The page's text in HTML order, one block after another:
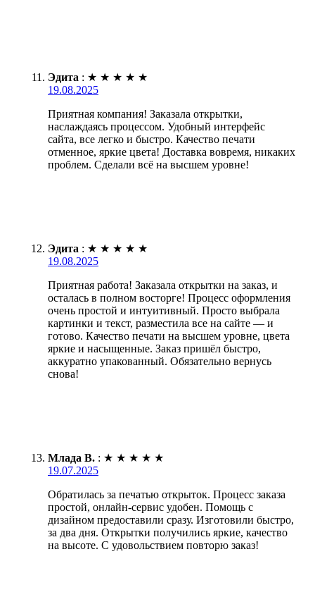
Эдита : ★ ★ ★ ★ ★
19.08.2025
Приятная компания! Заказала открытки,
наслаждаясь процессом. Удобный интерфейс
сайта, все легко и быстро. Качество печати
отменное, яркие цвета! Доставка вовремя, никаких
проблем. Сделали всё на высшем уровне!
Эдита : ★ ★ ★ ★ ★
19.08.2025
Приятная работа! Заказала открытки на заказ, и
осталась в полном восторге! Процесс оформления
очень простой и интуитивный. Просто выбрала
картинки и текст, разместила все на сайте — и
готово. Качество печати на высшем уровне, цвета
яркие и насыщенные. Заказ пришёл быстро,
аккуратно упакованный. Обязательно вернусь
снова!
Млада В. : ★ ★ ★ ★ ★
19.07.2025
Обратилась за печатью открыток. Процесс заказа
простой, онлайн-сервис удобен. Помощь с
дизайном предоставили сразу. Изготовили быстро,
за два дня. Открытки получились яркие, качество
на высоте. С удовольствием повторю заказ!